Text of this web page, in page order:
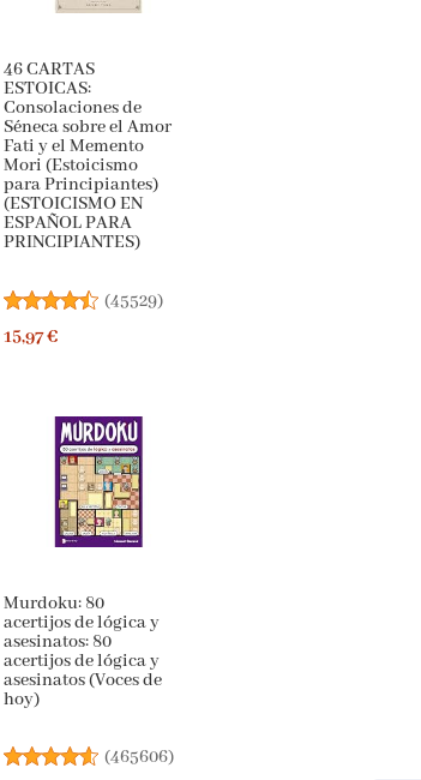
46 CARTAS
ESTOICAS:
Consolaciones de
Séneca sobre el
Amor Fati y el
Memento Mori
(Estoicismo para
Principiantes)
(ESTOICISMO EN
ESPAÑOL PARA
PRINCIPIANTES)
( 45529)
15,97 €
Murdoku: 80
acertijos de lógica y
asesinatos: 80
acertijos de lógica y
asesinatos (Voces de
hoy)
( 465606)